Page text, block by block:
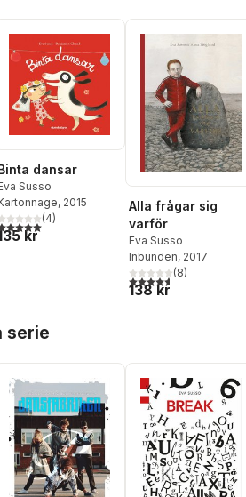
röster:
dansar
Susso
, 2015
utav 5 stjärnor. Totalt antal röster:
(4)
kr
Alla frågar sig
varför
Eva Susso
Inbunden, 2017
4,6utav 5 stjärnor.
(8)
138 kr
serie